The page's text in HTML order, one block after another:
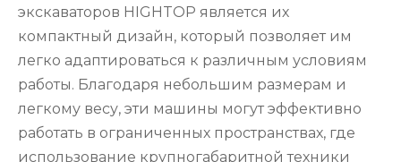
экскаваторов HIGHTOP является их
компактный дизайн, который позволяет им
легко адаптироваться к различным условиям
работы. Благодаря небольшим размерам и
легкому весу, эти машины могут эффективно
работать в ограниченных пространствах, где
использование крупногабаритной техники